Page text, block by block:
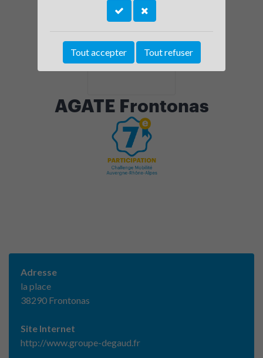
AGATE Frontonas
Adresse
la place
38290 Frontonas
Site Internet
http://www.groupe-degaud.fr
Tout accepter Tout refuser